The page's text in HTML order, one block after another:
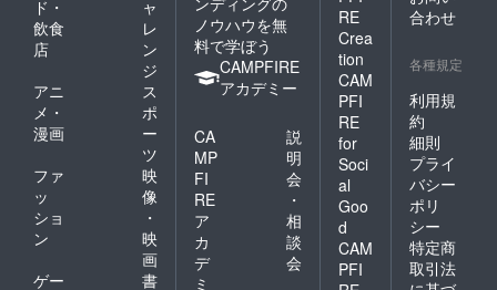
ド・
飲食
店
ャ
レ
ン
ジ
アニ
メ・
漫画
ス
ポ
ー
ツ
ファ
ッ
ショ
ン
映
像
・
映
画
ゲー
書
ノウハウを無
料で学ぼう
CAMPFIRE
アカデミー
CA
MP
FI
RE
ア
カ
デ
ミ
説
明
会
・
相
談
会
RE
Crea
tion
CAM
PFI
RE
for
Soci
al
Goo
d
CAM
PFI
合わせ
各種規定
利用規
約
細則
プライ
バシー
ポリ
シー
特定商
取引法